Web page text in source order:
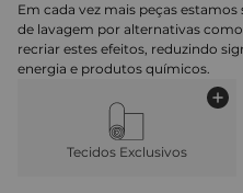
Em cada vez mais peças
de lavagem por alternativas
recriar estes efeitos, reduzindo
energia e produtos químicos.
Tecidos Exclusivos